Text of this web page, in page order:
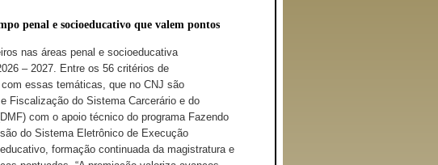
penal e socioeducativo que valem pontos
nas áreas penal e socioeducativa
– 2027. Entre os 56 critérios de
essas temáticas, que no CNJ são
Fiscalização do Sistema Carcerário e do
com o apoio técnico do programa Fazendo
do Sistema Eletrônico de Execução
formação continuada da magistratura e